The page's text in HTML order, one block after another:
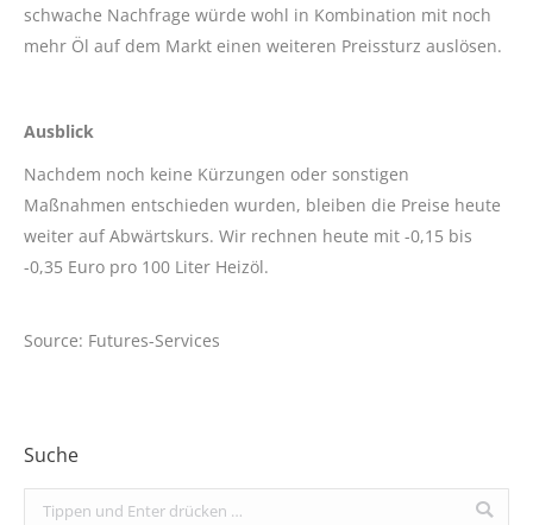
schwache Nachfrage würde wohl in Kombination mit noch
mehr Öl auf dem Markt einen weiteren Preissturz auslösen.
Ausblick
Nachdem noch keine Kürzungen oder sonstigen
Maßnahmen entschieden wurden, bleiben die Preise heute
weiter auf Abwärtskurs. Wir rechnen heute mit -0,15 bis
-0,35 Euro pro 100 Liter Heizöl.
Source: Futures-Services
Suche
Search: